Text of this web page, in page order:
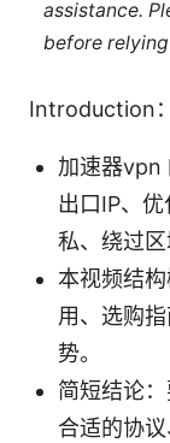
assistance.
before
Introduction
加速器vpn
出口IP、
私、绕过区
本视频结
用、选购
势。
简短结论
合适的协